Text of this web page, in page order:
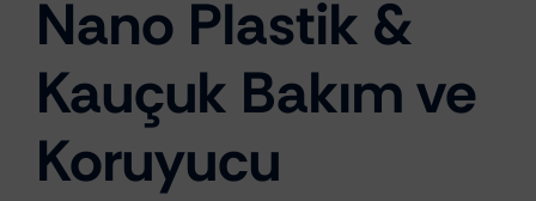
Nano Plastik &
Kauçuk Bakım ve
Koruyucu